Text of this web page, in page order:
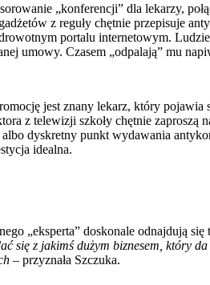
„konferencji” dla lekarzy,
z reguły chętnie przepisuje
portalu internetowym.
umowy. Czasem „odpalają” mu
jest znany lekarz, który
z telewizji szkoły chętnie
dyskretny punkt wydawania
idealna.
„eksperta” doskonale odnajdują
się z jakimś dużym biznesem, który
– przyznała Szczuka.